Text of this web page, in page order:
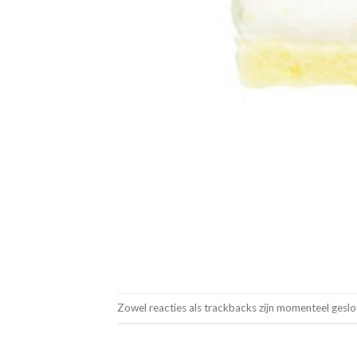
Zowel reacties als trackbacks zijn momenteel